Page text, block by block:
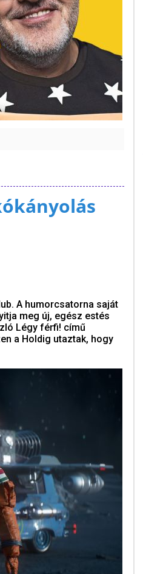
A humorcsatorna saját
meg új, egész estés
Légy férfi! című
a Holdig utaztak, hogy